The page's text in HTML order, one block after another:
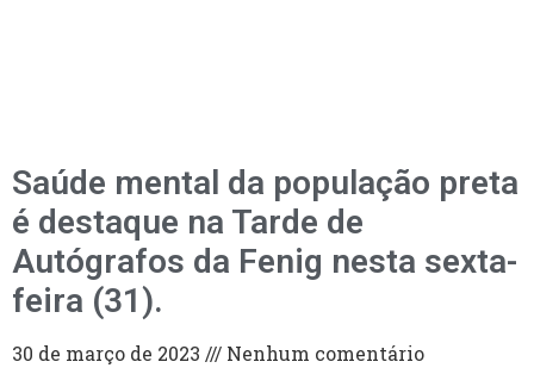
Saúde mental da população preta
é destaque na Tarde de
Autógrafos da Fenig nesta sexta-
feira (31).
30 de março de 2023 Nenhum comentário